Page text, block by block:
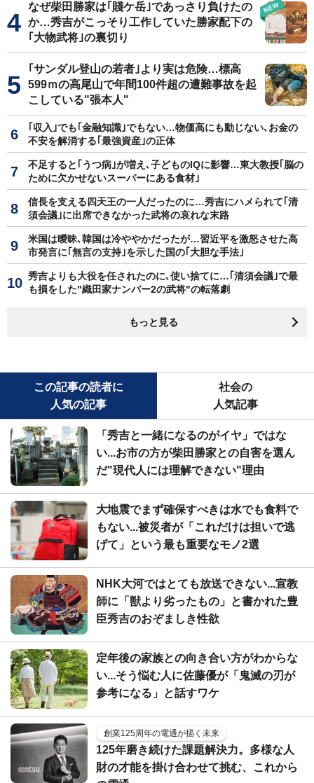
なぜ柴田勝家は｢賤ケ岳｣であっさり負けたの
か…秀吉がこっそり工作していた勝家配下の
｢大物武将｣の裏切り
｢サンダル登山の若者｣より実は危険…標高
599ｍの高尾山で年間100件超の遭難事故を起
こしている"張本人"
｢収入｣でも｢金融知識｣でもない…物価高にも動じない､お金の
不安を解消する｢最強資産｣の正体
不足すると｢うつ病｣が増え､子どものIQに影響…東大教授｢脳の
ために欠かせないスーパーにある食材｣
信長を支える四天王の一人だったのに…秀吉にハメられて｢清
須会議｣に出席できなかった武将の哀れな末路
米国は曖昧､韓国は冷ややかだったが…習近平を激怒させた高
市発言に｢無言の支持｣を示した国の｢大胆な手法｣
秀吉よりも大役を任されたのに､使い捨てに…｢清須会議｣で最
も損をした"織田家ナンバー2の武将"の転落劇
もっと見る
この記事の読者に
人気の記事
社会の
人気記事
「秀吉と一緒になるのがイヤ」ではな
い...お市の方が柴田勝家との自害を選ん
だ"現代人には理解できない"理由
大地震でまず確保すべきは水でも食料で
もない...被災者が「これだけは担いで逃
げて」という最も重要なモノ2選
NHK大河ではとても放送できない...宣教
師に「獣より劣ったもの」と書かれた豊
臣秀吉のおぞましき性欲
定年後の家族との向き合い方がわからな
い...そう悩む人に佐藤優が「鬼滅の刃が
参考になる」と話すワケ
創業125周年の電通が描く未来
125年磨き続けた課題解決力。多様な人
財の才能を掛け合わせて挑む、これから